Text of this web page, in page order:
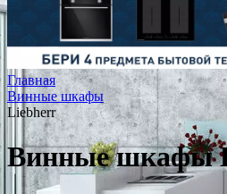
Главная
Винные шкафы
Liebherr
Винные шкафы